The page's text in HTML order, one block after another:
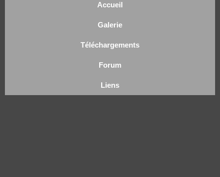
Accueil
Galerie
Téléchargements
Forum
Liens